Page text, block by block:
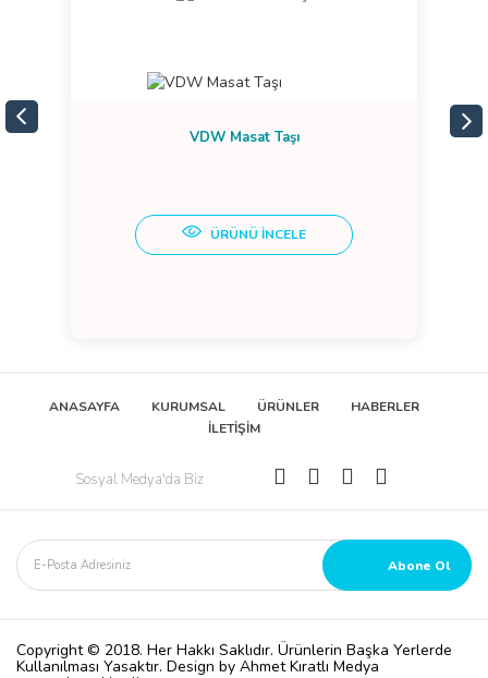
VDW Masat Taşı
ÜRÜNÜ İNCELE
ANASAYFA KURUMSAL ÜRÜNLER
HABERLER
İLETİŞİM
Sosyal Medya'da Biz
Copyright © 2018. Her Hakkı Saklıdır. Ürünlerin Başka Yerlerde
Kullanılması Yasaktır. Design by Ahmet Kıratlı Medya